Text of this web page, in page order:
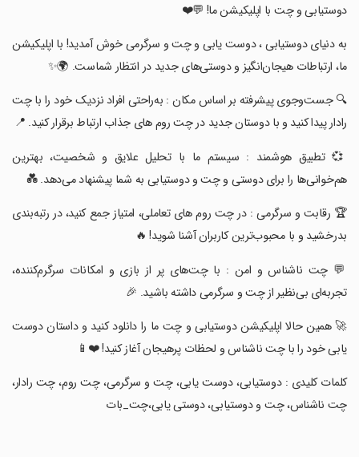
‏‏‏دوستیابی و چت با اپلیکیشن ما! 💬❤️
‏‏‏به دنیای دوستیابی ، دوست یابی و چت و سرگرمی خوش آمدید! با اپلیکیشن
ما، ارتباطات هیجان‌انگیز و دوستی‌های جدید در انتظار شماست. 🌍✨
‏‏‏🔍 جست‌وجوی پیشرفته بر اساس مکان : به‌راحتی افراد نزدیک خود را با چت
رادار پیدا کنید و با دوستان جدید در چت روم ‌های جذاب ارتباط برقرار کنید. 📍
‏‏‏💞 تطبیق هوشمند : سیستم ما با تحلیل علایق و شخصیت، بهترین
هم‌خوانی‌ها را برای دوستی و چت و دوستیابی به شما پیشنهاد می‌دهد. 💑
‏‏‏🏆 رقابت و سرگرمی : در چت روم ‌های تعاملی، امتیاز جمع کنید، در رتبه‌بندی
بدرخشید و با محبوب‌ترین کاربران آشنا شوید! 🔥
‏‏‏💬 چت ناشناس و امن : با چت‌های پر از بازی و امکانات سرگرم‌کننده،
تجربه‌ای بی‌نظیر از چت و سرگرمی داشته باشید. 🎉
‏‏‏🚀 همین حالا اپلیکیشن دوستیابی و چت ما را دانلود کنید و داستان دوست
یابی خود را با چت ناشناس و لحظات پرهیجان آغاز کنید! ❤️📱
‏‏‏کلمات کلیدی : دوستیابی، دوست یابی، چت و سرگرمی، چت روم، چت رادار،
چت ناشناس، چت و دوستیابی، دوستی یابی،چت_بات